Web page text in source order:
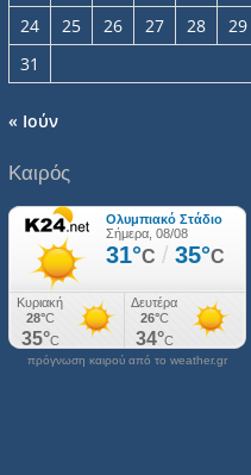
24
25 26 27 28 29
31
« Ιούν
Καιρός
πρόγνωση καιρού από το weather.gr